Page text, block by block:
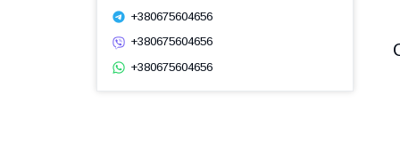
+380675604656
+380675604656
+380675604656